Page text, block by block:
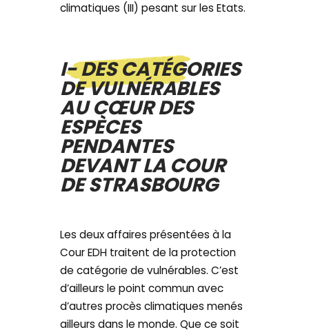
climatiques (III) pesant sur les Etats.
I- DES CATÉGORIES
DE VULNÉRABLES
AU CŒUR DES
ESPÈCES
PENDANTES
DEVANT LA COUR
DE STRASBOURG
Les deux affaires présentées à la
Cour EDH traitent de la protection
de catégorie de vulnérables. C’est
d’ailleurs le point commun avec
d’autres procès climatiques menés
ailleurs dans le monde. Que ce soit